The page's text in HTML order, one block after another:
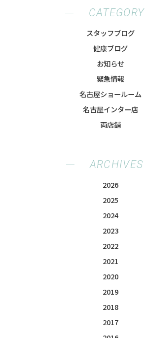
CATEGORY
スタッフブログ
健康ブログ
お知らせ
緊急情報
名古屋ショールーム
名古屋インター店
両店舗
ARCHIVES
2026
2025
2024
2023
2022
2021
2020
2019
2018
2017